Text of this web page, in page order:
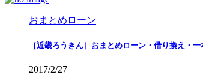
おまとめローン
［近畿ろうきん］おまとめローン・借り換え・
2017/2/27